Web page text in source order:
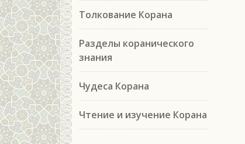
Толкование Корана
Разделы коранического
знания
Чудеса Корана
Чтение и изучение Корана